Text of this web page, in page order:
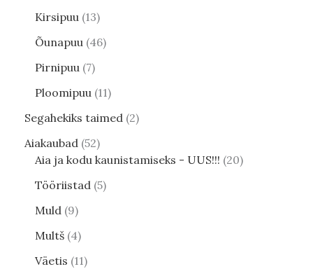
Kirsipuu 13
Õunapuu 46
Pirnipuu 7
Ploomipuu 11
Segahekiks taimed 2
Aiakaubad 52
Aia ja kodu kaunistamiseks - UUS!!! 20
Tööriistad 5
Muld 9
Multš 4
Väetis 11